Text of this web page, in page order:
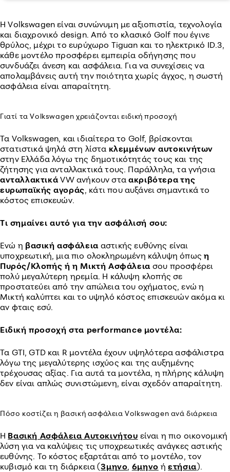
Η Volkswagen είναι συνώνυμη με αξιοπιστία, τεχνολογία
και διαχρονικό design. Από το κλασικό Golf που έγινε
θρύλος, μέχρι το ευρύχωρο Tiguan και το ηλεκτρικό ID.3,
κάθε μοντέλο προσφέρει εμπειρία οδήγησης που
συνδυάζει άνεση και ασφάλεια. Για να συνεχίσεις να
απολαμβάνεις αυτή την ποιότητα χωρίς άγχος, η σωστή
ασφάλεια είναι απαραίτητη.
Γιατί τα Volkswagen χρειάζονται ειδική προσοχή
Τα Volkswagen, και ιδιαίτερα το Golf, βρίσκονται
στατιστικά ψηλά στη λίστα κλεμμένων αυτοκινήτων
στην Ελλάδα λόγω της δημοτικότητάς τους και της
ζήτησης για ανταλλακτικά τους. Παράλληλα, τα γνήσια
ανταλλακτικάVW ανήκουν σταακριβότερα της
ευρωπαϊκής αγοράς, κάτι που αυξάνει σημαντικά το
κόστος επισκευών.
Τι σημαίνει αυτό για την ασφάλισή σου:
Ενώ η βασική ασφάλειααστικής ευθύνης είναι
υποχρεωτική, μια πιο ολοκληρωμένη κάλυψη όπωςη
Πυρός/Κλοπής ή η Μικτή Ασφάλειασου προσφέρει
πολύ μεγαλύτερη ηρεμία. Η κάλυψη κλοπής σε
προστατεύει από την απώλεια του οχήματος, ενώ η
Μικτή καλύπτει και το υψηλό κόστος επισκευών ακόμα κι
αν φταις εσύ.
Ειδική προσοχή στα performance μοντέλα:
Τα GTI, GTD και R μοντέλα έχουν υψηλότερα ασφάλιστρα
λόγω της μεγαλύτερης ισχύος και της αυξημένης
τρέχουσας αξίας. Για αυτά τα μοντέλα, η πλήρης κάλυψη
δεν είναι απλώς συνιστώμενη, είναι σχεδόν απαραίτητη.
Πόσο κοστίζει η βασική ασφάλεια Volkswagen ανά διάρκεια
Η Βασική Ασφάλεια Αυτοκινήτου είναι η πιο οικονομική
λύση για να καλύψεις τις υποχρεωτικές ανάγκες αστικής
ευθύνης. Το κόστος εξαρτάται από το μοντέλο, τον
κυβισμό και τη διάρκεια (3μηνο, 6μηνο ήετήσια).